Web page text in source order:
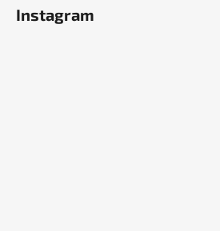
Instagram